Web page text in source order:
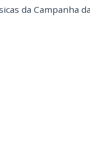
da Campanha